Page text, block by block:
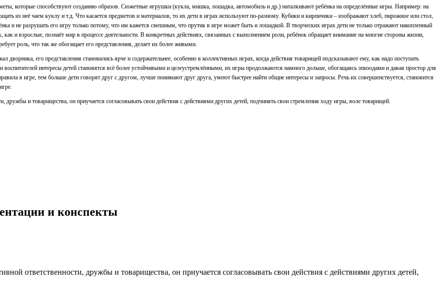
которые способствуют созданию образов. Сюжетные игрушки (кукла, мишка, лошадка, автомобиль и др.) наталкивают ребёнка на определённые игры. Например: на
из неё чаем куклу и т.д. Что касается предметов и материалов, то их дети в играх используют по-разному. Кубики и кирпичики – изображают хлеб, пирожное или стол,
и не разрушать его игру только потому, что им кажется смешным, что прутик в игре может быть и лошадкой. В творческих играх дети не только отражают накопленный
и взрослые, познаёт мир в процессе деятельности. В конкретных действиях, связанных с выполнением роли, ребёнок обращает внимание на многие стороны жизни,
роль, что так же обогащает его представления, делает их более живыми.
дворника, его представления становились ярче и содержательнее, особенно в коллективных играх, когда действия товарищей подсказывают ему, как надо поступать
интересы детей становятся всё более устойчивыми и целеустремлёнными, их игры продолжаются намного дольше, обогащаясь эпизодами и давая простор для
в игре, тем больше дети говорят друг с другом, лучше понимают друг друга, умеют быстрее найти общие интересы и запросы. Речь их совершенствуется, становится
дружбы и товарищества, он приучается согласовывать свои действия с действиями других детей, подчинять свои стремления ходу игры, воле товарищей.
и конспекты
ответственности, дружбы и товарищества, он приучается согласовывать свои действия с действиями других детей,